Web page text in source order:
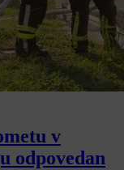
v
odpovedan